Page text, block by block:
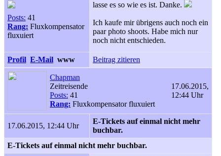
Posts: 41
Rang: Fluxkompensator
fluxuiert
lasse es so wie es ist. Danke.
Ich kaufe mir übrigens auch noch ein
paar photo shoots. Habe mich nur
noch nicht entschieden.
Profil E-Mail www Beitrag zitieren
Chapman
Zeitreisende
Posts: 41
Rang: Fluxkompensator fluxuiert
17.06.2015,
12:44 Uhr
17.06.2015, 12:44 Uhr
E-Tickets auf einmal nicht mehr
buchbar.
E-Tickets auf einmal nicht mehr buchbar.